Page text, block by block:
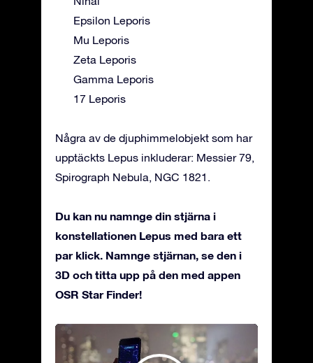
Epsilon Leporis
Mu Leporis
Zeta Leporis
Gamma Leporis
17 Leporis
Några av de djuphimmelobjekt som har
upptäckts Lepus inkluderar: Messier 79,
Spirograph Nebula, NGC 1821.
Du kan nu namnge din stjärna i
konstellationen Lepus med bara ett
par klick. Namnge stjärnan, se den i
3D och titta upp på den med appen
OSR Star Finder!